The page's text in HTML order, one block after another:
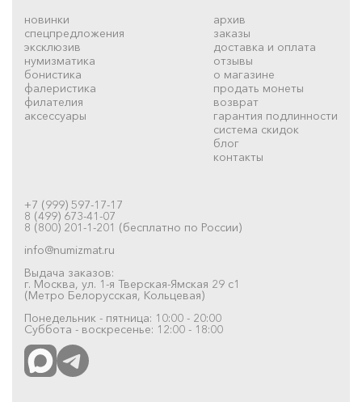
новинки
спецпредложения
эксклюзив
нумизматика
бонистика
фалеристика
филателия
аксессуары
архив
заказы
доставка и оплата
отзывы
о магазине
продать монеты
возврат
гарантия подлинности
система скидок
блог
контакты
+7 (999) 597-17-17
8 (499) 673-41-07
8 (800) 201-1-201 (бесплатно по России)
info@numizmat.ru
Выдача заказов:
г. Москва, ул. 1-я Тверская-Ямская 29 с1
(Метро Белорусская, Кольцевая)
Понедельник - пятница: 10:00 - 20:00
Суббота - воскресенье: 12:00 - 18:00